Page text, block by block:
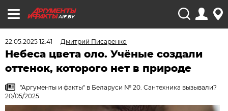
AIF.BY
22.05.2025 12:41 Дмитрий Писаренко
Небеса цвета оло. Учёные создали
оттенок, которого нет в природе
"Аргументы и факты" в Беларуси № 20. Сантехника вызывали?
20/05/2025